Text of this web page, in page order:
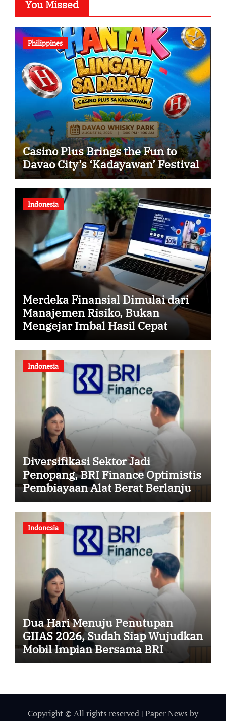
You Missed
Philippines
Casino Plus Brings the Fun to
Davao City’s ‘Kadayawan’ Festival
Indonesia
Merdeka Finansial Dimulai dari
Manajemen Risiko, Bukan
Mengejar Imbal Hasil Cepat
Indonesia
Diversifikasi Sektor Jadi
Penopang, BRI Finance Optimistis
Pembiayaan Alat Berat Berlanjut
hingga Akhir 2026
Indonesia
Dua Hari Menuju Penutupan
GIIAS 2026, Sudah Siap Wujudkan
Mobil Impian Bersama BRI
Finance Belum?
Copyright © All rights reserved | Paper News by